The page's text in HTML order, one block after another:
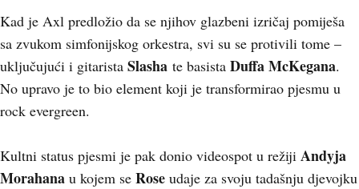
Kad je Axl predložio da se njihov glazbeni izričaj pomiješa
sa zvukom simfonijskog orkestra, svi su se protivili tome –
uključujući i gitarista Slasha te basista Duffa McKegana.
No upravo je to bio element koji je transformirao pjesmu u
rock evergreen.
Kultni status pjesmi je pak donio videospot u režiji Andyja
Morahana u kojem se Rose udaje za svoju tadašnju djevojku